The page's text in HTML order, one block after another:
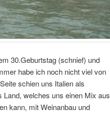
30.Geburtstag (schnief) und
habe ich noch nicht viel von
schien uns Italien als
Land, welches uns einen Mix aus
kann, mit Weinanbau und